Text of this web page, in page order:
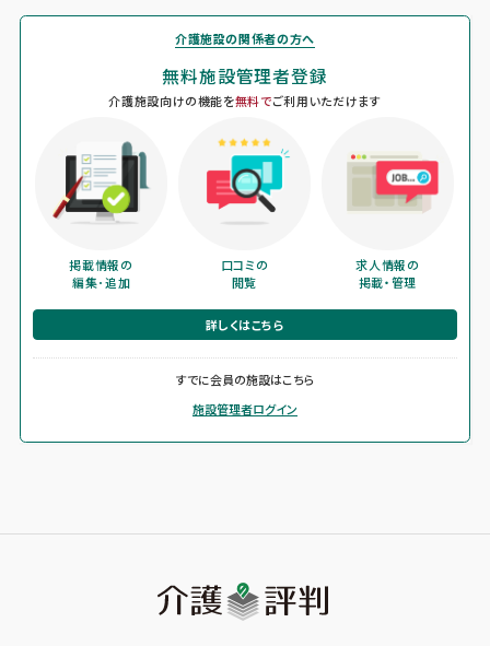
介護施設の関係者の方へ
無料施設管理者登録
介護施設向けの機能を無料でご利用いただけます
掲載情報の
編集･追加
口コミの
閲覧
求人情報の
掲載・管理
詳しくはこちら
すでに会員の施設はこちら
施設管理者ログイン